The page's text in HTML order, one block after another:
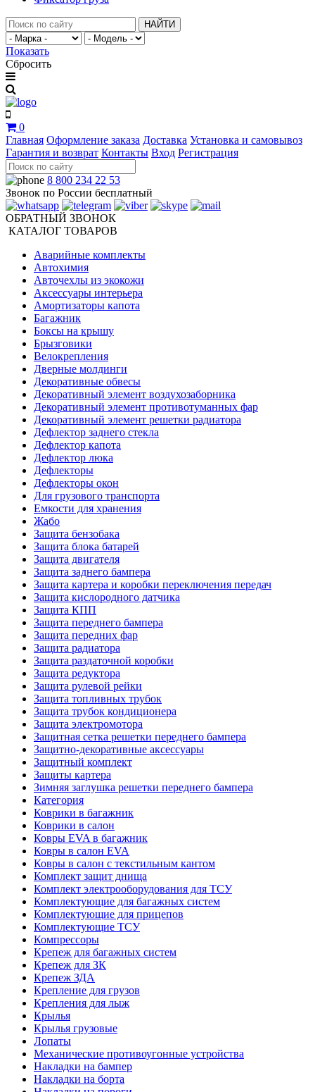
НАЙТИ
Показать
Сбросить
0
Главная Оформление заказа Доставка Установка и самовывоз
Гарантия и возврат Контакты Вход Регистрация
8 800 234 22 53
Звонок по России бесплатный
ОБРАТНЫЙ ЗВОНОК
КАТАЛОГ ТОВАРОВ
Аварийные комплекты
Автохимия
Авточехлы из экокожи
Аксессуары интерьера
Амортизаторы капота
Багажник
Боксы на крышу
Брызговики
Велокрепления
Дверные молдинги
Декоративные обвесы
Декоративный элемент воздухозаборника
Декоративный элемент противотуманных фар
Декоративный элемент решетки радиатора
Дефлектор заднего стекла
Дефлектор капота
Дефлектор люка
Дефлекторы
Дефлекторы окон
Для грузового транспорта
Емкости для хранения
Жабо
Защита бензобака
Защита блока батарей
Защита двигателя
Защита заднего бампера
Защита картера и коробки переключения передач
Защита кислородного датчика
Защита КПП
Защита переднего бампера
Защита передних фар
Защита радиатора
Защита раздаточной коробки
Защита редуктора
Защита рулевой рейки
Защита топливных трубок
Защита трубок кондиционера
Защита электромотора
Защитная сетка решетки переднего бампера
Защитно-декоративные аксессуары
Защитный комплект
Защиты картера
Зимняя заглушка решетки переднего бампера
Категория
Коврики в багажник
Коврики в салон
Ковры EVA в багажник
Ковры в салон EVA
Ковры в салон с текстильным кантом
Комплект защит днища
Комплект электрооборудования для ТСУ
Комплектующие для багажных систем
Комплектующие для прицепов
Комплектующие ТСУ
Компрессоры
Крепеж для багажных систем
Крепеж для ЗК
Крепеж ЗДА
Крепление для грузов
Крепления для лыж
Крылья
Крылья грузовые
Лопаты
Механические противоугонные устройства
Накладки на бампер
Накладки на борта